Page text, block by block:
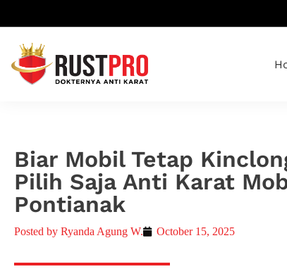
Biar Mobil Tetap
Pilih Saja Anti Karat
Pontianak
Posted by Ryanda Agung W. October 15, 2025